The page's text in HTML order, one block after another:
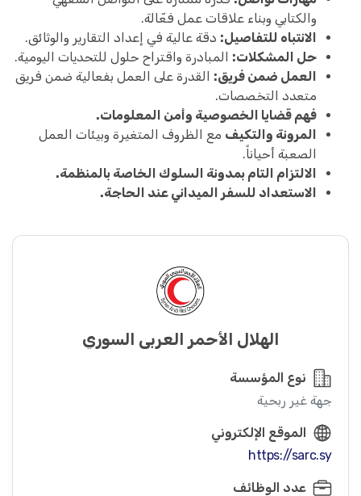
والكتابي وبناء علاقات عمل فعّالة.
الانتباه للتفاصيل: دقة عالية في إعداد التقارير والوثائق.
حل المشكلات: المبادرة واقتراح حلول للتحديات اليومية.
العمل ضمن فريق: القدرة على العمل بفعالية ضمن فريق
متعدد التخصصات.
فهم قضايا الخصوصية وأمن المعلومات.
المرونة والتكيف مع الظروف المتغيرة وبيئات العمل
الصعبة أحياناً.
الالتزام التام بمدونة السلوك الخاصة بالمنظمة.
الاستعداد للسفر الميداني عند الحاجة.
الهلال الأحمر العربي السوري
نوع المؤسسة
جهة غير ربحية
الموقع الإلكتروني
https://sarc.sy
عدد الوظائف